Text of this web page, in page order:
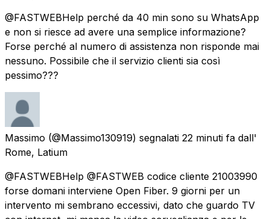
@FASTWEBHelp perché da 40 min sono su WhatsApp
e non si riesce ad avere una semplice informazione?
Forse perché al numero di assistenza non risponde mai
nessuno. Possibile che il servizio clienti sia così
pessimo???
Massimo (@Massimo130919) segnalati 22 minuti fa dall'
Rome, Latium
@FASTWEBHelp @FASTWEB codice cliente 21003990
forse domani interviene Open Fiber. 9 giorni per un
intervento mi sembrano eccessivi, dato che guardo TV